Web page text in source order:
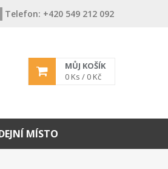
Telefon: +420 549 212 092
MŮJ KOŠÍK
0 Ks / 0 Kč
MÍSTO